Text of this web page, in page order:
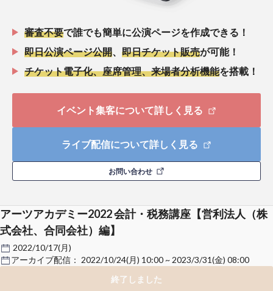
審査不要で誰でも簡単に公演ページを作成できる！
即日公演ページ公開
即日チケット販売が可能！
チケット電子化、座席管理、来場者分析機能を搭載！
イベント集客について詳しく見る
ライブ配信について詳しく見る
お問い合わせ
アーツアカデミー2022 会計・税務講座【営利法人（株
式会社、合同会社）編】
2022/10/17(月)
アーカイブ配信： 2022/10/24(月) 10:00 ~ 2023/3/31(金) 08:00
終了しました